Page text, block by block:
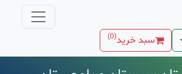
سبد خرید(
0
)